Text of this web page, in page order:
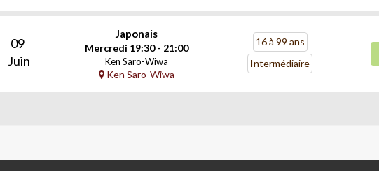
09
Juin
Japonais
Mercredi 19:30 - 21:00
Ken Saro-Wiwa
Ken Saro-Wiwa
16 à 99 ans
Intermédiaire